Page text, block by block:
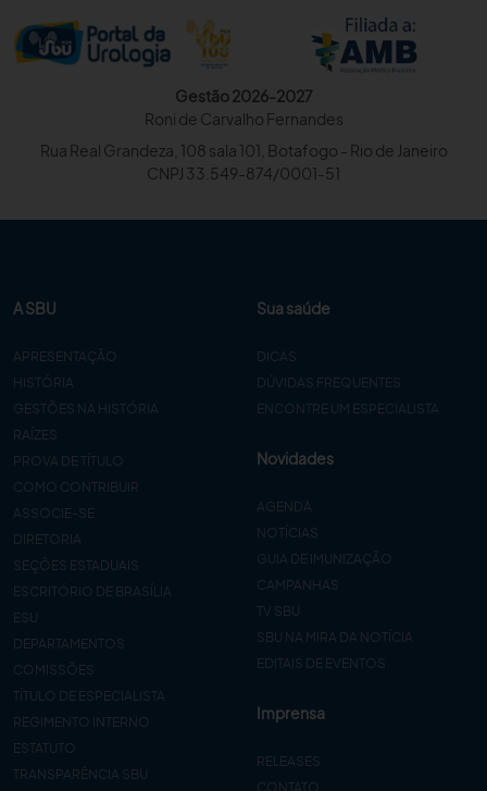
Gestão 2026-2027
Roni de Carvalho Fernandes
Rua Real Grandeza, 108 sala 101, Botafogo - Rio de Janeiro
CNPJ 33.549-874/0001-51
A SBU
APRESENTAÇÃO
HISTÓRIA
GESTÕES NA HISTÓRIA
RAÍZES
PROVA DE TÍTULO
COMO CONTRIBUIR
ASSOCIE-SE
DIRETORIA
SEÇÕES ESTADUAIS
ESCRITÓRIO DE BRASÍLIA
ESU
DEPARTAMENTOS
COMISSÕES
TÍTULO DE ESPECIALISTA
REGIMENTO INTERNO
ESTATUTO
TRANSPARÊNCIA SBU
Sua saúde
DICAS
DÚVIDAS FREQUENTES
ENCONTRE UM ESPECIALISTA
Novidades
AGENDA
NOTÍCIAS
GUIA DE IMUNIZAÇÃO
CAMPANHAS
TV SBU
SBU NA MIRA DA NOTÍCIA
EDITAIS DE EVENTOS
Imprensa
RELEASES
CONTATO